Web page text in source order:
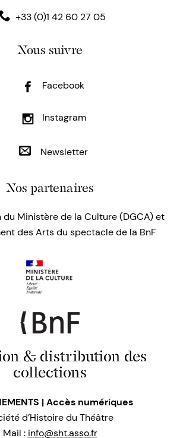
+33 (0)1 42 60 27 05
Nous suivre
Facebook
Instagram
Newsletter
Nos partenaires
du Ministère de la Culture (DGCA) et
des Arts du spectacle de la BnF
& distribution des
collections
| Accès numériques
d’Histoire du Théâtre
Mail : info@sht.asso.fr